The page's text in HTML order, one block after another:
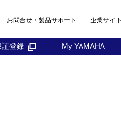
お問合せ・製品サポート 企業サイト
証登録 My YAMAHA